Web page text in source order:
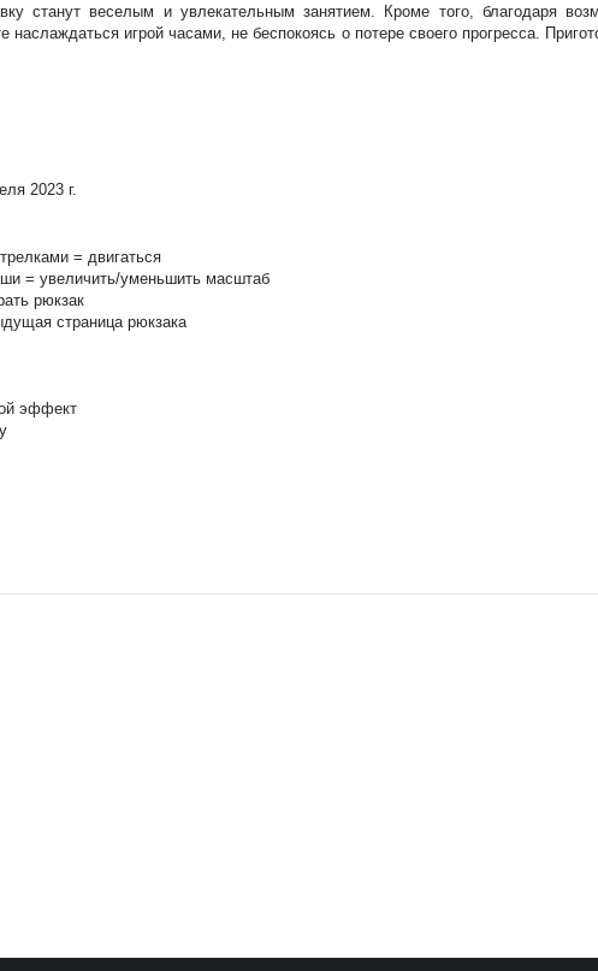
станут веселым и увлекательным занятием. Кроме того, благодаря
наслаждаться игрой часами, не беспокоясь о потере своего прогресса.
2023 г.
= двигаться
= увеличить/уменьшить масштаб
рюкзак
страница рюкзака
эффект